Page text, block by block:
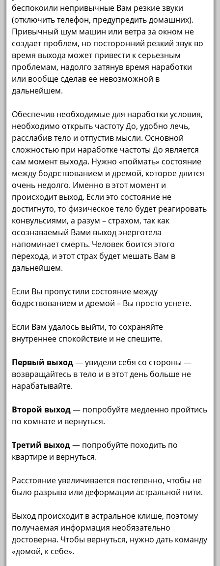
беспокоили непривычные Вам резкие звуки
(отключить телефон, предупредить домашних).
Привычный шум машин или ветра за окном не
создает проблем, но посторонний резкий звук во
время выхода может привести к серьезным
проблемам, надолго затянув время наработки
или вообще сделав ее невозможной в
дальнейшем.
Обеспечив необходимые для наработки условия,
необходимо открыть частоту До, удобно лечь,
расслабив тело и отпустив мысли. Основной
сложностью при наработке частоты До является
сам момент выхода. Нужно «поймать» состояние
между бодрствованием и дремой, которое длится
очень недолго. Именно в этот момент и
происходит выход. Если это состояние не
достигнуто, то физическое тело будет реагировать
конвульсиями, а разум – страхом, так как
осознаваемый Вами выход энерготела
напоминает смерть. Человек боится этого
перехода, и этот страх будет мешать Вам в
дальнейшем.
Если Вы пропустили состояние между
бодрствованием и дремой – Вы просто уснете.
Если Вам удалось выйти, то сохраняйте
внутреннее спокойствие и не спешите.
Первый выход— увидели себя со стороны —
возвращайтесь в тело и в этот день больше не
нарабатывайте.
Второй выход— попробуйте медленно пройтись
по комнате и вернуться.
Третий выход— попробуйте походить по
квартире и вернуться.
Расстояние увеличивается постепенно, чтобы не
было разрыва или деформации астральной нити.
Выход происходит в астральное клише, поэтому
получаемая информация необязательно
достоверна. Чтобы вернуться, нужно дать команду
«домой, к себе».